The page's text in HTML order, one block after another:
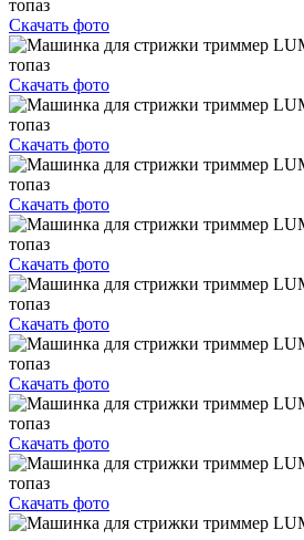
Скачать фото
Скачать фото
Скачать фото
Скачать фото
Скачать фото
Скачать фото
Скачать фото
Скачать фото
Скачать фото